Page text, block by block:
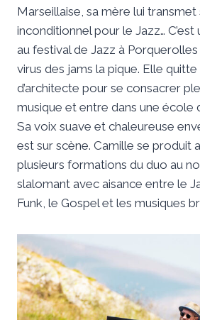
Marseillaise, sa mère lui
inconditionnel pour le Jazz…
au festival de Jazz à Porquerolles
virus des jams la pique. Elle
d’architecte pour se consacrer
musique et entre dans une école
Sa voix suave et chaleureuse
est sur scène. Camille se produit
plusieurs formations du duo au
slalomant avec aisance entre le
Funk, le Gospel et les musiques